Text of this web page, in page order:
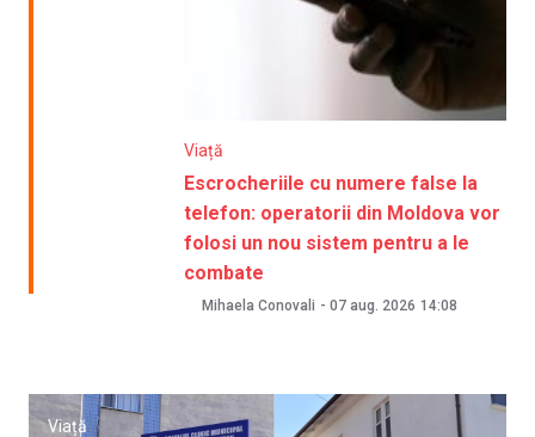
Viață
Escrocheriile cu numere false la
telefon: operatorii din Moldova vor
folosi un nou sistem pentru a le
combate
Mihaela Conovali - 07 aug. 2026 14:08
Viață